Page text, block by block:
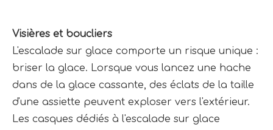
Visières et boucliers
L'escalade sur glace comporte un risque unique :
briser la glace. Lorsque vous lancez une hache
dans de la glace cassante, des éclats de la taille
d'une assiette peuvent exploser vers l'extérieur.
Les casques dédiés à l'escalade sur glace